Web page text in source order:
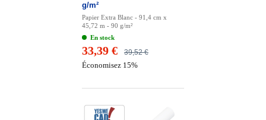
g/m²
Papier Extra Blanc - 91,4 cm x
45,72 m - 90 g/m²
En stock
39,52 €
33,39 €
Économisez 15%